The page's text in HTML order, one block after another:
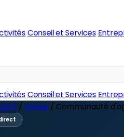
Conseil et Services
Conseil et Services
/ Yonne / Communauté